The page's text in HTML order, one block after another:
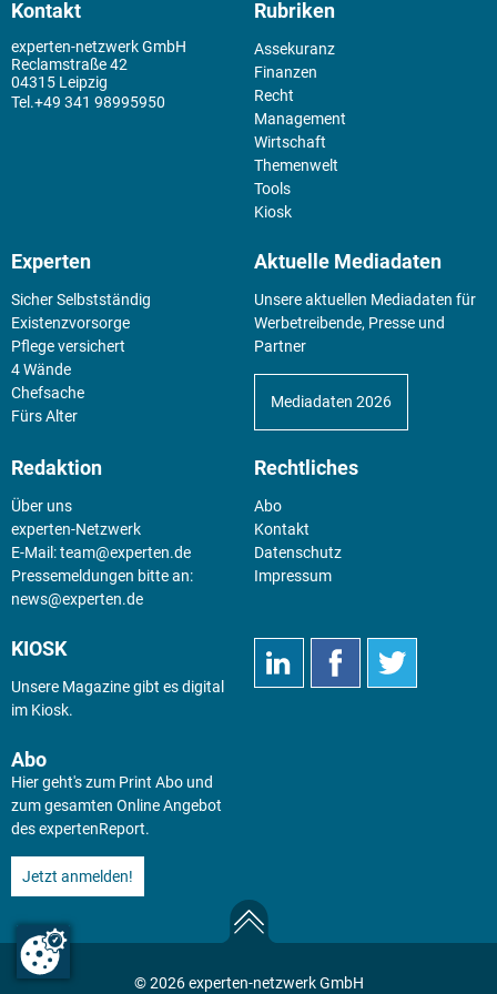
Kontakt
experten-netzwerk GmbH
Reclamstraße 42
04315 Leipzig
+49 341 98995950
Rubriken
Assekuranz
Finanzen
Recht
Management
Wirtschaft
Themenwelt
Tools
Kiosk
Experten
Sicher Selbstständig
Existenz­vorsorge
Pflege versichert
4 Wände
Chefsache
Fürs Alter
Aktuelle Mediadaten
Unsere aktuellen Mediadaten für
Werbetreibende, Presse und
Partner
Mediadaten 2026
Redaktion
Über uns
experten-Netzwerk
E-Mail:team@experten.de
Pressemeldungen bitte an:
news@experten.de
Rechtliches
Abo
Kontakt
Datenschutz
Impressum
KIOSK
Unsere Magazine gibt es digital
im Kiosk.
Abo
Hier geht's zum Print Abo und
zum gesamten Online Angebot
des expertenReport.
Jetzt anmelden!
© 2026 experten-netzwerk GmbH